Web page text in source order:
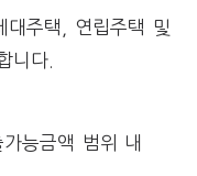
주택, 연립주택 및
니다.
능금액 범위 내